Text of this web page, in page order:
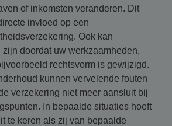
of inkomsten veranderen. Dit
invloed op een
Ook kan
doordat uw werkzaamheden,
rechtsvorm is gewijzigd.
kunnen vervelende fouten
verzekering niet meer aansluit bij
In bepaalde situaties hoeft
te keren als zij van bepaalde